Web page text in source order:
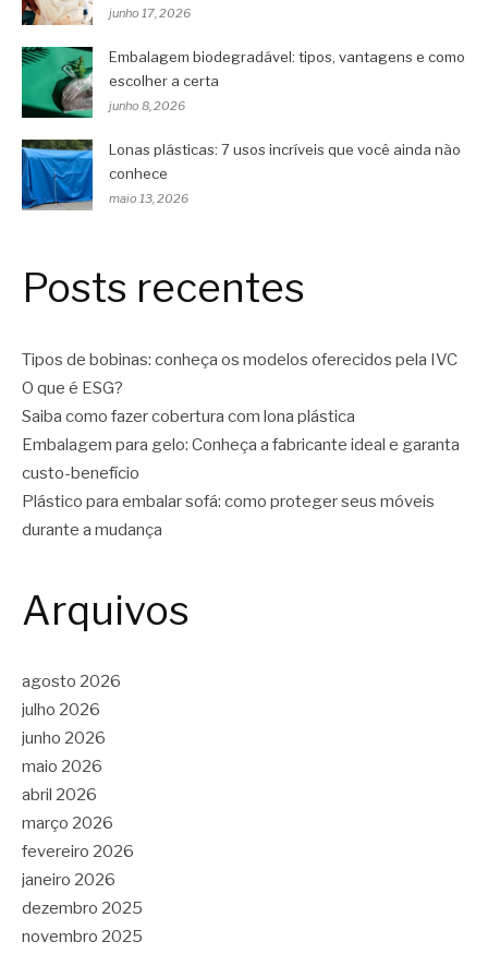
junho 17, 2026
Embalagem biodegradável: tipos, vantagens e como
escolher a certa
junho 8, 2026
Lonas plásticas: 7 usos incríveis que você ainda não
conhece
maio 13, 2026
Posts recentes
Tipos de bobinas: conheça os modelos oferecidos pela IVC
O que é ESG?
Saiba como fazer cobertura com lona plástica
Embalagem para gelo: Conheça a fabricante ideal e garanta
custo-benefício
Plástico para embalar sofá: como proteger seus móveis
durante a mudança
Arquivos
agosto 2026
julho 2026
junho 2026
maio 2026
abril 2026
março 2026
fevereiro 2026
janeiro 2026
dezembro 2025
novembro 2025